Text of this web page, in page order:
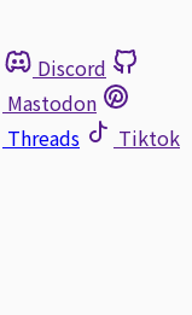
Discord
Mastodon
Threads
Tiktok